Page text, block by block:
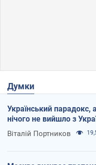
Думки
Український парадокс,
нічого не вийшло з
Віталій Портников